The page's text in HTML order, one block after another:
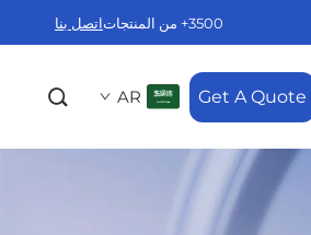
3500+ من المنتجات اتصل بنا
Get A Quote
AR